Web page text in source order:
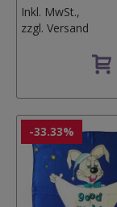
Inkl. MwSt.,
zzgl. Versand
-33.33%